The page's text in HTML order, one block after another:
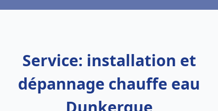
Service: installation et
dépannage chauffe eau